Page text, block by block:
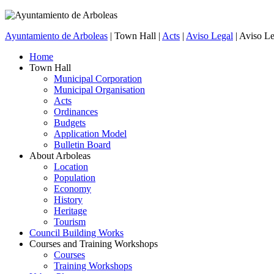
Ayuntamiento de Arboleas | Town Hall | Acts | Aviso Legal | Aviso
Home
Town Hall
Municipal Corporation
Municipal Organisation
Acts
Ordinances
Budgets
Application Model
Bulletin Board
About Arboleas
Location
Population
Economy
History
Heritage
Tourism
Council Building Works
Courses and Training Workshops
Courses
Training Workshops